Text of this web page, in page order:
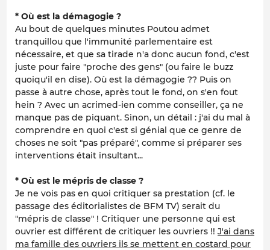
* Où est la démagogie ?
Au bout de quelques minutes Poutou admet
tranquillou que l'immunité parlementaire est
nécessaire, et que sa tirade n'a donc aucun fond, c'est
juste pour faire "proche des gens" (ou faire le buzz
quoiqu'il en dise). Où est la démagogie ?? Puis on
passe à autre chose, après tout le fond, on s'en fout
hein ? Avec un acrimed-ien comme conseiller, ça ne
manque pas de piquant. Sinon, un détail : j'ai du mal à
comprendre en quoi c'est si génial que ce genre de
choses ne soit "pas préparé", comme si préparer ses
interventions était insultant...
* Où est le mépris de classe ?
Je ne vois pas en quoi critiquer sa prestation (cf. le
passage des éditorialistes de BFM TV) serait du
"mépris de classe" ! Critiquer une personne qui est
ouvrier est différent de critiquer les ouvriers !! J'ai dans
ma famille des ouvriers ils se mettent en costard pour